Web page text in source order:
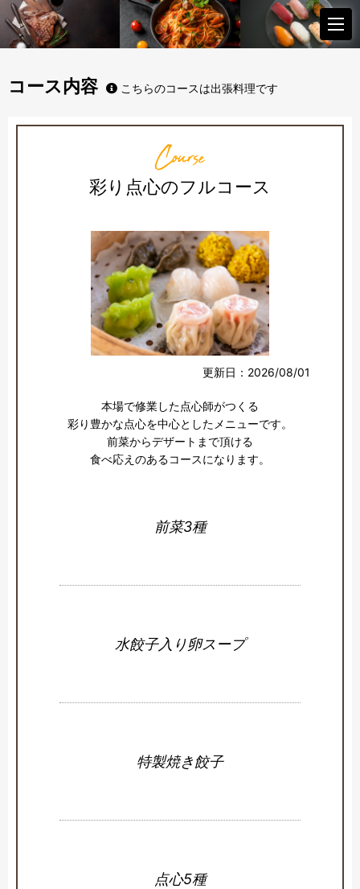
コース内容 こちらのコースは出張料理です
Course
彩り点心のフルコース
更新日：2026/08/01
本場で修業した点心師がつくる
彩り豊かな点心を中心としたメニューです。
前菜からデザートまで頂ける
食べ応えのあるコースになります。
前菜3種
水餃子入り卵スープ
特製焼き餃子
点心5種